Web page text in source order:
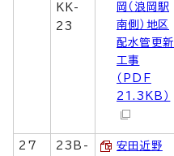
KK-
23
岡（浪岡駅
南側）地区
配水管更新
工事
（PDF
21.3KB）
27
23B-
安田近野